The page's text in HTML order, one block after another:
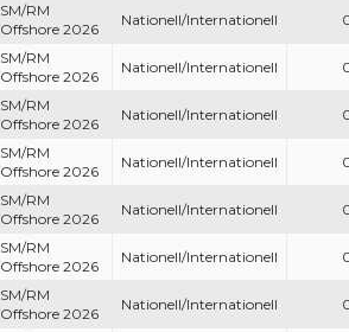
SM/RM
Offshore 2026
Nationell/Internationell
SM/RM
Offshore 2026
Nationell/Internationell
SM/RM
Offshore 2026
Nationell/Internationell
SM/RM
Offshore 2026
Nationell/Internationell
SM/RM
Offshore 2026
Nationell/Internationell
SM/RM
Offshore 2026
Nationell/Internationell
SM/RM
Offshore 2026
Nationell/Internationell